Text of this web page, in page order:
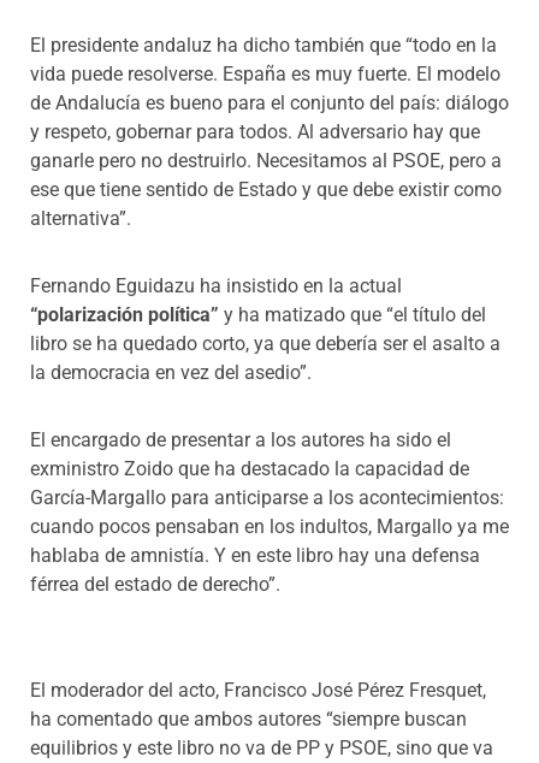
El presidente andaluz ha dicho también que “todo en la
vida puede resolverse. España es muy fuerte. El modelo
de Andalucía es bueno para el conjunto del país: diálogo
y respeto, gobernar para todos. Al adversario hay que
ganarle pero no destruirlo. Necesitamos al PSOE, pero a
ese que tiene sentido de Estado y que debe existir como
alternativa”.
Fernando Eguidazu ha insistido en la actual
“polarización política” y ha matizado que “el título del
libro se ha quedado corto, ya que debería ser el asalto a
la democracia en vez del asedio”.
El encargado de presentar a los autores ha sido el
exministro Zoido que ha destacado la capacidad de
García-Margallo para anticiparse a los acontecimientos:
cuando pocos pensaban en los indultos, Margallo ya me
hablaba de amnistía. Y en este libro hay una defensa
férrea del estado de derecho”.
El moderador del acto, Francisco José Pérez Fresquet,
ha comentado que ambos autores “siempre buscan
equilibrios y este libro no va de PP y PSOE, sino que va